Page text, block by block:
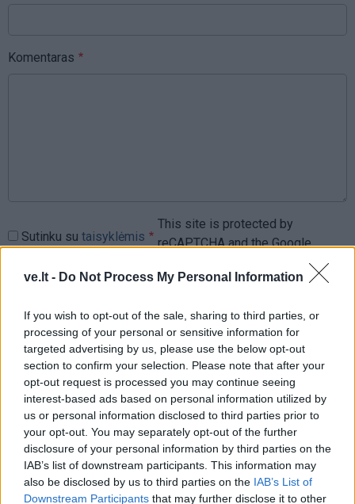
ve.lt - Do Not Process My Personal Information
If you wish to opt-out of the sale, sharing to third parties, or
processing of your personal or sensitive information for
targeted advertising by us, please use the below opt-out
section to confirm your selection. Please note that after your
opt-out request is processed you may continue seeing
interest-based ads based on personal information utilized by
us or personal information disclosed to third parties prior to
your opt-out. You may separately opt-out of the further
disclosure of your personal information by third parties on the
IAB’s list of downstream participants. This information may
also be disclosed by us to third parties on the IAB’s List of
Downstream Participants that may further disclose it to other
Komentaras
Sutinku su taisyklėmis
This site is protected by
reCAPTCHA and the Google
Terms of
Serviceapply.